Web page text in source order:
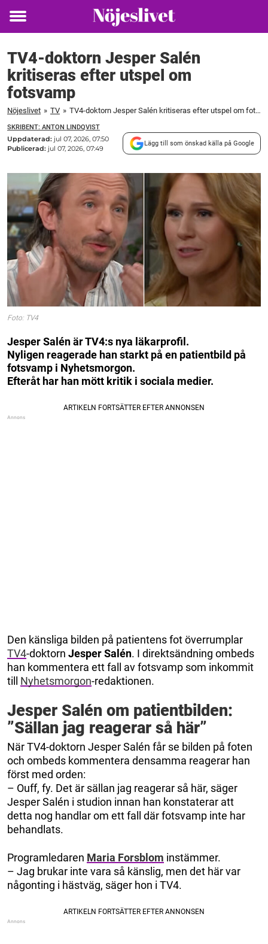
Toggle
TV4-doktorn Jesper Salén
kritiseras efter utspel om
fotsvamp
Nöjeslivet » TV » TV4-doktorn Jesper Salén kritiseras efter utspel om fotsvamp
SKRIBENT: ANTON LINDQVIST
Uppdaterad: jul 07, 2026, 07:50
Publicerad: jul 07, 2026, 07:49
Lägg till som önskad källa på Google
Foto: TV4
Jesper Salén är TV4:s nya läkarprofil.
Nyligen reagerade han starkt på en patientbild på
fotsvamp i Nyhetsmorgon.
Efteråt har han mött kritik i sociala medier.
Den känsliga bilden på patientens fot överrumplar
TV4-doktorn Jesper Salén. I direktsändning ombeds
han kommentera ett fall av fotsvamp som inkommit
till Nyhetsmorgon-redaktionen.
Jesper Salén om patientbilden:
”Sällan jag reagerar så här”
När TV4-doktorn Jesper Salén får se bilden på foten
och ombeds kommentera densamma reagerar han
först med orden:
– Ouff, fy. Det är sällan jag reagerar så här, säger
Jesper Salén i studion innan han konstaterar att
detta nog handlar om ett fall där fotsvamp inte har
behandlats.
Programledaren Maria Forsblom instämmer.
– Jag brukar inte vara så känslig, men det här var
någonting i hästväg, säger hon i TV4.